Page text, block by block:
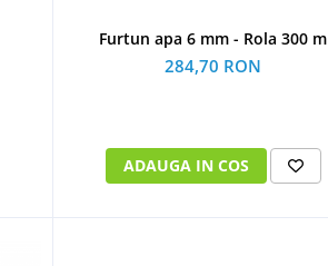
Furtun apa 6 mm - Rola 300 m
284,70 RON
ADAUGA IN COS